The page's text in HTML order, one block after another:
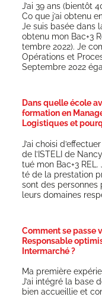
J’ai 39 ans (bien­tôt
Co que j’ai obte­nu
Je suis basée dans
obte­nu mon Bac+3
tembre 2022). Je
Opé­ra­tions et
Sep­tembre 2022
Dans quelle école
formation en
Logistiques et
J’ai choi­si
de l’ISTELI de
tué mon Bac+3
té de la pres­ta­tion
sont des per­sonnes
leurs domaines
Comment se passe
Responsable
Intermarché?
Ma pre­mière
J’ai inté­gré la base
bien accueillie et